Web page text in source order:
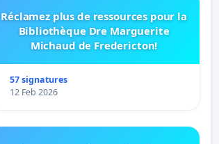
Réclamez plus de ressources pour la
Bibliothèque Dre Marguerite
Michaud de Fredericton!
57 signatures
12 Feb 2026